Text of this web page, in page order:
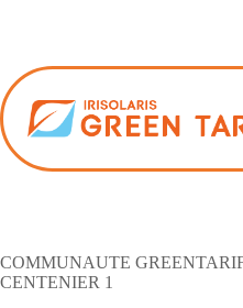
COMMUNAUTE
CENTENIER 1